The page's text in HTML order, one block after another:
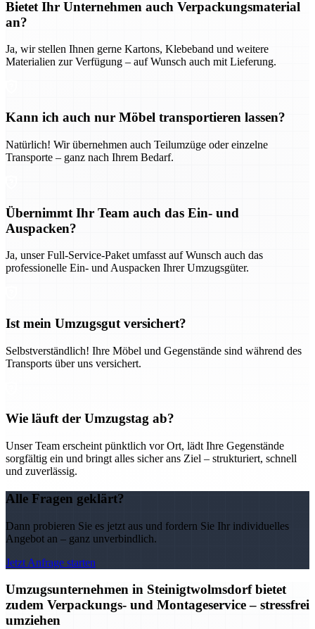
Bietet Ihr Unternehmen auch Verpackungsmaterial
an?
Ja, wir stellen Ihnen gerne Kartons, Klebeband und weitere
Materialien zur Verfügung – auf Wunsch auch mit Lieferung.
Kann ich auch nur Möbel transportieren lassen?
Natürlich! Wir übernehmen auch Teilumzüge oder einzelne
Transporte – ganz nach Ihrem Bedarf.
Übernimmt Ihr Team auch das Ein- und
Auspacken?
Ja, unser Full-Service-Paket umfasst auf Wunsch auch das
professionelle Ein- und Auspacken Ihrer Umzugsgüter.
Ist mein Umzugsgut versichert?
Selbstverständlich! Ihre Möbel und Gegenstände sind während des
Transports über uns versichert.
Wie läuft der Umzugstag ab?
Unser Team erscheint pünktlich vor Ort, lädt Ihre Gegenstände
sorgfältig ein und bringt alles sicher ans Ziel – strukturiert, schnell
und zuverlässig.
Alle Fragen geklärt?
Dann probieren Sie es jetzt aus und fordern Sie Ihr individuelles
Angebot an – ganz unverbindlich.
Jetzt Anfrage starten
Umzugsunternehmen in Steinigtwolmsdorf bietet
zudem Verpackungs- und Montageservice – stressfrei
umziehen